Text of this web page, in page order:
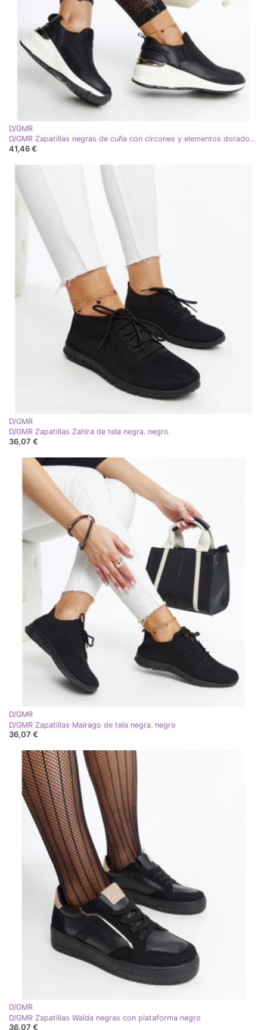
D/GMR
D/GMR Zapatillas negras de cuña con circones y elementos dorados Ashleey negro
41,46 €
D/GMR
D/GMR Zapatillas Zahira de tela negra. negro
36,07 €
D/GMR
D/GMR Zapatillas Mairago de tela negra. negro
36,07 €
D/GMR
D/GMR Zapatillas Walda negras con plataforma negro
36,07 €